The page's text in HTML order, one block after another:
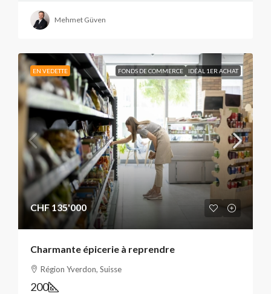
Mehmet Güven
EN VEDETTE FONDS DE COMMERCE IDÉAL 1ER ACHAT
CHF 135'000
Charmante épicerie à reprendre
Région Yverdon, Suisse
200